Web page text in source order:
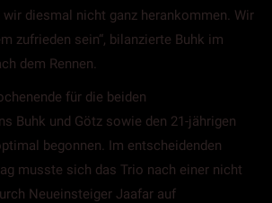
wir diesmal nicht ganz herankommen. Wir
zufrieden sein“, bilanzierte Buhk im
dem Rennen.
für die beiden
Buhk und Götz sowie den 21-jährigen
begonnen. Im entscheidenden
musste sich das Trio nach einer nicht
Neueinsteiger Jaafar auf